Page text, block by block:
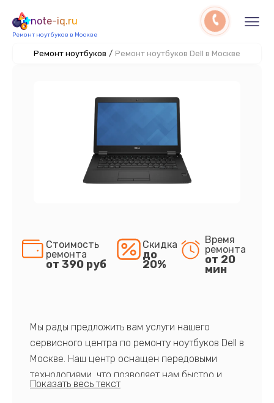
note-iq.ru
Ремонт ноутбуков в Москве
Ремонт ноутбуков / Ремонт ноутбуков Dell в Москве
Стоимость
ремонта
от 390 руб
Скидка
до
20%
Время
ремонта
от 20
мин
Мы рады предложить вам услуги нашего
сервисного центра по ремонту ноутбуков Dell в
Москве. Наш центр оснащен передовыми
технологиями, что позволяет нам быстро и
эффективно диагностировать и устранять